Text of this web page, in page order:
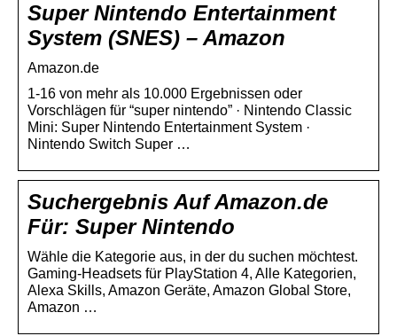
Super Nintendo Entertainment
System (SNES) – Amazon
Amazon.de
1-16 von mehr als 10.000 Ergebnissen oder
Vorschlägen für “super nintendo” · Nintendo Classic
Mini: Super Nintendo Entertainment System ·
Nintendo Switch Super …
Suchergebnis Auf Amazon.de
Für: Super Nintendo
Wähle die Kategorie aus, in der du suchen möchtest.
Gaming-Headsets für PlayStation 4, Alle Kategorien,
Alexa Skills, Amazon Geräte, Amazon Global Store,
Amazon …